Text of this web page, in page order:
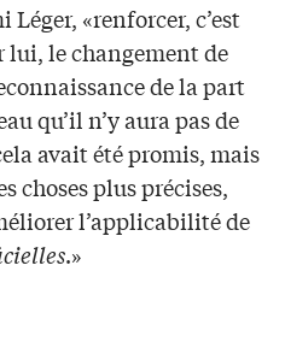
«renforcer, c’est
le changement de
de la part
qu’il n’y aura pas de
avait été promis, mais
choses plus précises,
l’applicabilité de
.»